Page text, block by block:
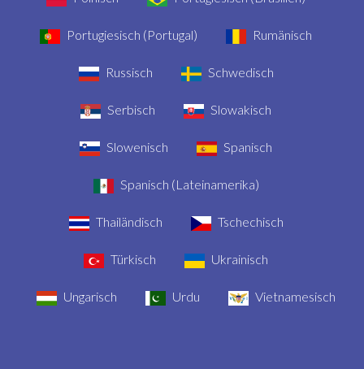
Portugiesisch (Portugal) Rumänisch
Russisch Schwedisch
Serbisch Slowakisch
Slowenisch Spanisch
Spanisch (Lateinamerika)
Thailändisch Tschechisch
Türkisch Ukrainisch
Ungarisch Urdu Vietnamesisch